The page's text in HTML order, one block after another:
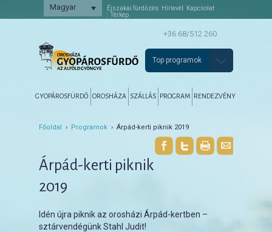
Magyar Éjszakai fürdőzés Hírlevél
Kapcsolat
Térkép
+36 68/512 260
Top programok
Tovább az elsődleges tartalomra
Tovább a másodlagos tartalomra
GYOPÁROSFÜRDŐ OROSHÁZA SZÁLLÁS PROGRAM RENDEZVÉNY
Főoldal › Programok › Árpád-kerti piknik 2019
Árpád-kerti piknik
2019
Idén újra piknik az orosházi Árpád-kertben –
sztárvendégünk Stahl Judit!